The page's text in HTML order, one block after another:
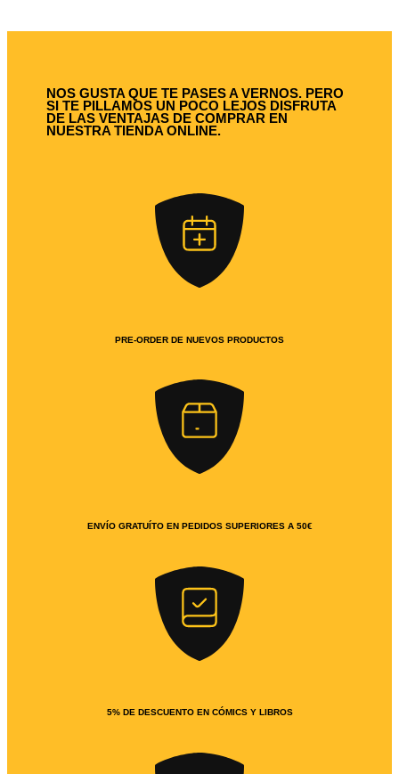
NOS GUSTA QUE TE PASES A VERNOS. PERO
SI TE PILLAMOS UN POCO LEJOS DISFRUTA
DE LAS VENTAJAS DE COMPRAR EN
NUESTRA TIENDA ONLINE.
PRE-ORDER DE NUEVOS PRODUCTOS
ENVÍO GRATUÍTO EN PEDIDOS SUPERIORES A 50€
5% DE DESCUENTO EN CÓMICS Y LIBROS